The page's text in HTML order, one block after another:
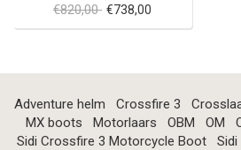
€820,00 €738,00
Adventure helm Crossfire 3
MX boots
Motorlaars OBM OM
Sidi Crossfire 3 Motorcycle Boot